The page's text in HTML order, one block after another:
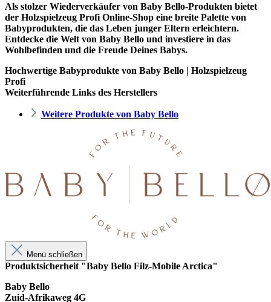
Als stolzer Wiederverkäufer von Baby Bello-Produkten bietet
der Holzspielzeug Profi Online-Shop eine breite Palette von
Babyprodukten, die das Leben junger Eltern erleichtern.
Entdecke die Welt von Baby Bello und investiere in das
Wohlbefinden und die Freude Deines Babys.
Hochwertige Babyprodukte von Baby Bello | Holzspielzeug
Profi
Weiterführende Links des Herstellers
Weitere Produkte von Baby Bello
Menü schließen
Produktsicherheit "Baby Bello Filz-Mobile Arctica"
Baby Bello
Zuid-Afrikaweg 4G